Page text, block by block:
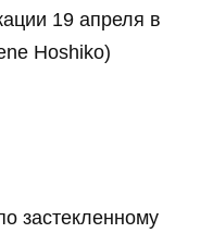
19 апреля в
Hoshiko)
застекленному